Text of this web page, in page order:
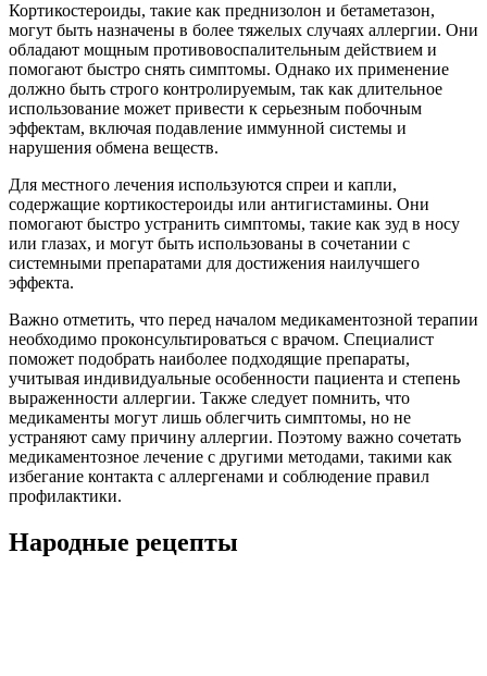
Кортикостероиды, такие как преднизолон и бетаметазон,
могут быть назначены в более тяжелых случаях аллергии. Они
обладают мощным противовоспалительным действием и
помогают быстро снять симптомы. Однако их применение
должно быть строго контролируемым, так как длительное
использование может привести к серьезным побочным
эффектам, включая подавление иммунной системы и
нарушения обмена веществ.
Для местного лечения используются спреи и капли,
содержащие кортикостероиды или антигистамины. Они
помогают быстро устранить симптомы, такие как зуд в носу
или глазах, и могут быть использованы в сочетании с
системными препаратами для достижения наилучшего
эффекта.
Важно отметить, что перед началом медикаментозной терапии
необходимо проконсультироваться с врачом. Специалист
поможет подобрать наиболее подходящие препараты,
учитывая индивидуальные особенности пациента и степень
выраженности аллергии. Также следует помнить, что
медикаменты могут лишь облегчить симптомы, но не
устраняют саму причину аллергии. Поэтому важно сочетать
медикаментозное лечение с другими методами, такими как
избегание контакта с аллергенами и соблюдение правил
профилактики.
Народные рецепты